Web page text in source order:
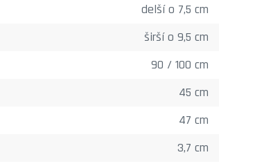
delší o 7,5 cm
širší o 9,5 cm
90 / 100 cm
45 cm
47 cm
3,7 cm